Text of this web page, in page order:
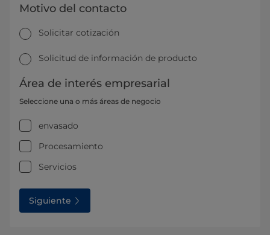
Motivo del contacto
Solicitar cotización
Solicitud de información de producto
Área de interés empresarial
Seleccione una o más áreas de negocio
envasado
Procesamiento
Servicios
Siguiente